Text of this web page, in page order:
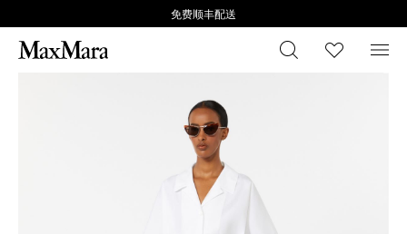
免费顺丰配送
搜索 心愿清
菜